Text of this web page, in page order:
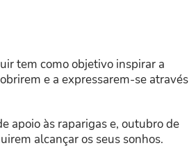
tem como objetivo inspirar a
e a expressarem-se através
apoio às raparigas e, outubro de
alcançar os seus sonhos.